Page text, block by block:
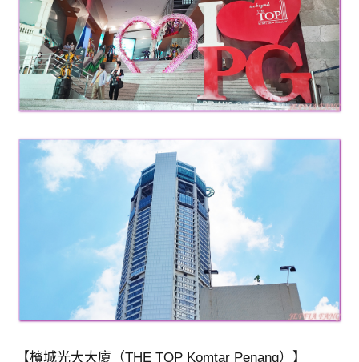
【檳城光大大廈（THE TOP Komtar Penang）】